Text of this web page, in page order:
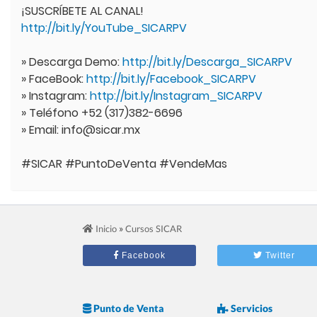
¡SUSCRÍBETE AL CANAL!
http://bit.ly/YouTube_SICARPV
» Descarga Demo:http://bit.ly/Descarga_SICARPV
» FaceBook:http://bit.ly/Facebook_SICARPV
» Instagram:http://bit.ly/Instagram_SICARPV
» Teléfono +52 (317)382-6696
» Email: info@sicar.mx
#SICAR #PuntoDeVenta #VendeMas
Inicio »Cursos SICAR
Facebook Twitter
Punto de Venta Servicios